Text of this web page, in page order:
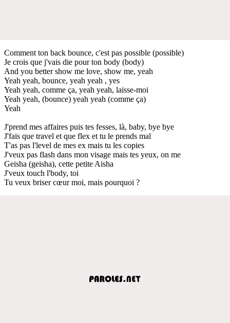
Comment ton back bounce, c'est pas possible (possible)
Je crois que j'vais die pour ton body (body)
And you better show me love, show me, yeah
Yeah yeah, bounce, yeah yeah , yes
Yeah yeah, comme ça, yeah yeah, laisse-moi
Yeah yeah, (bounce) yeah yeah (comme ça)
Yeah
J'prend mes affaires puis tes fesses, là, baby, bye bye
J'fais que travel et que flex et tu le prends mal
T'as pas l'level de mes ex mais tu les copies
J'veux pas flash dans mon visage mais tes yeux, on me
Geisha (geisha), cette petite Aisha
J'veux touch l'body, toi
Tu veux briser cœur moi, mais pourquoi ?